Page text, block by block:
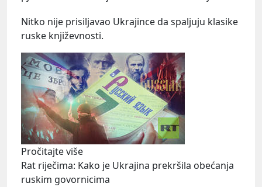
Nitko nije prisiljavao Ukrajince da spaljuju klasike
ruske književnosti.
Pročitajte više
Rat riječima: Kako je Ukrajina prekršila obećanja
ruskim govornicima